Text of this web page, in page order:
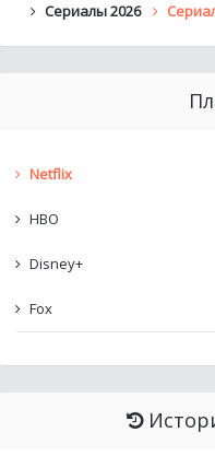
Сериалы 2026
Netflix
HBO
Disney+
Fox